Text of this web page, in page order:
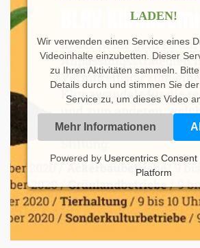
LADEN!
Wir verwenden einen Service eines
Videoinhalte einzubetten. Dieser
zu Ihren Aktivitäten sammeln.
Details durch und stimmen Sie
Service zu, um dieses Video
Mehr Informationen
Powered by Usercentrics
Platform